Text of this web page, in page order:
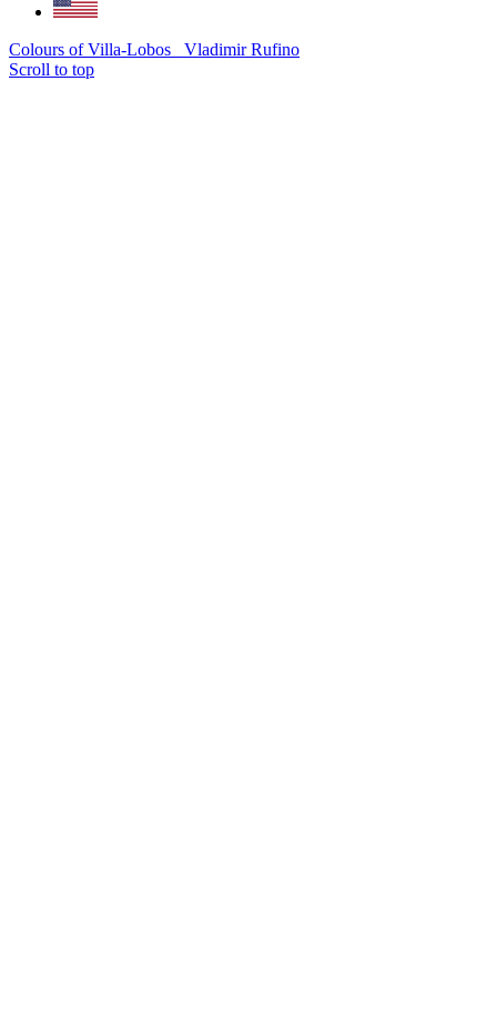
Colours of Villa-Lobos
Vladimir Rufino
Scroll to top